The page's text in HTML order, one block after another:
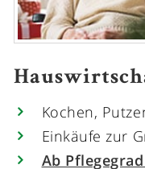
Kochen,
Einkäufe zur
Ab Pflegegrad